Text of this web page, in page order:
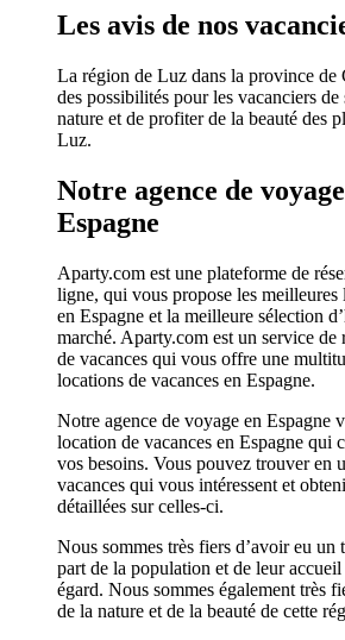
Les avis de nos
La région de Luz dans la province de
des possibilités pour les vacanciers de
nature et de profiter de la beauté des
Luz.
Notre agence de
Espagne
Aparty.com est une plateforme de
ligne, qui vous propose les meilleures
en Espagne et la meilleure sélection
marché. Aparty.com est un service de
de vacances qui vous offre une
locations de vacances en Espagne.
Notre agence de voyage en Espagne
location de vacances en Espagne qui
vos besoins. Vous pouvez trouver en
vacances qui vous intéressent et
détaillées sur celles-ci.
Nous sommes très fiers d’avoir eu un
part de la population et de leur
égard. Nous sommes également très
de la nature et de la beauté de cette